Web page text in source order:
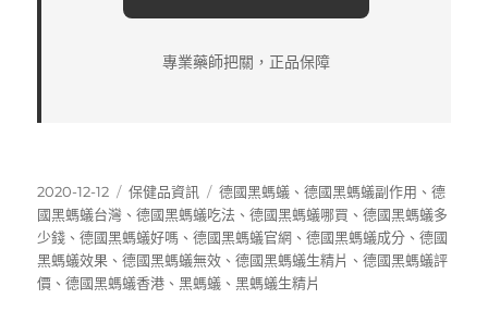
專業藥師把關，正品保障
發
佈
日
期:
2020-12-12
分
類
保健品資訊
標
籤
德國黑螞蟻 、德國黑螞蟻副作用 、德
國黑螞蟻台灣 、德國黑螞蟻吃法 、德國黑螞蟻哪買 、德國黑螞蟻多
少錢 、德國黑螞蟻好嗎 、德國黑螞蟻官網 、德國黑螞蟻成分 、德國
黑螞蟻效果 、德國黑螞蟻無效 、德國黑螞蟻生精片 、德國黑螞蟻評
價 、德國黑螞蟻香港 、黑螞蟻 、黑螞蟻生精片